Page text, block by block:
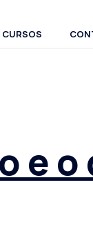
CURSOS
e o